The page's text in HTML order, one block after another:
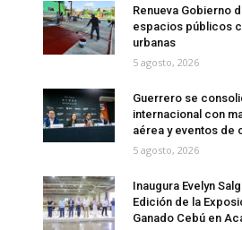
Renueva Gobierno
espacios públicos
urbanas
5 agosto, 2026
Guerrero se
internacional con
aérea y eventos de
5 agosto, 2026
Inaugura Evelyn
Edición de la
Ganado Cebú en